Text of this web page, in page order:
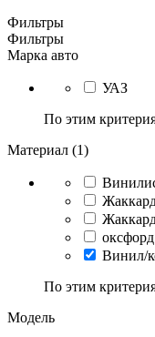
Фильтры
Фильтры
Марка авто
УАЗ
По этим
Материал (1)
оксфорд
Винил/
По этим
Модель